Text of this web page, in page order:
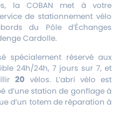
la COBAN met à votre
de stationnement vélo
du Pôle d’Échanges
Cardolle.
spécialement réservé aux
24h/24h, 7 jours sur 7, et
20 vélos. L’abri vélo est
d’une station de gonflage à
d’un totem de réparation à